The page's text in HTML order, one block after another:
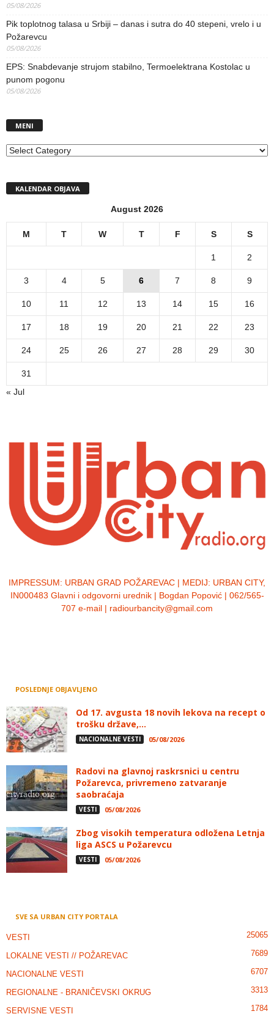
05/08/2026
Pik toplotnog talasa u Srbiji – danas i sutra do 40 stepeni, vrelo i u
Požarevcu
05/08/2026
EPS: Snabdevanje strujom stabilno, Termoelektrana Kostolac u
punom pogonu
05/08/2026
MENI
MENI
KALENDAR OBJAVA
August 2026
M T W T F S S
1 2
3 4 5 6 7 8 9
10 11 12 13 14 15 16
17 18 19 20 21 22 23
24 25 26 27 28 29 30
31
« Jul
IMPRESSUM: URBAN GRAD POŽAREVAC | MEDIJ: URBAN CITY,
IN000483 Glavni i odgovorni urednik | Bogdan Popović | 062/565-
707 e-mail | radiourbancity@gmail.com
POSLEDNJE OBJAVLJENO
Od 17. avgusta 18 novih lekova na recept o
trošku države,...
NACIONALNE VESTI 05/08/2026
Radovi na glavnoj raskrsnici u centru
Požarevca, privremeno zatvaranje
saobraćaja
VESTI 05/08/2026
Zbog visokih temperatura odložena Letnja
liga ASCS u Požarevcu
VESTI 05/08/2026
SVE SA URBAN CITY PORTALA
VESTI 25065
LOKALNE VESTI // POŽAREVAC 7689
NACIONALNE VESTI 6707
REGIONALNE - BRANIČEVSKI OKRUG 3313
SERVISNE VESTI 1784